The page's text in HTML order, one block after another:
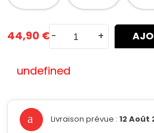
44,90 € - +
undefined
Livraison prévue : 12 Août